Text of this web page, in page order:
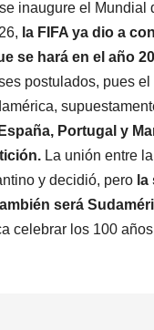
l
a
d
s
inaugure el Mundial
la FIFA ya dio a
se hará en el año
postulados, pues el
Portugal y
La unión entre
y decidió, pero la
será
celebrar los 100